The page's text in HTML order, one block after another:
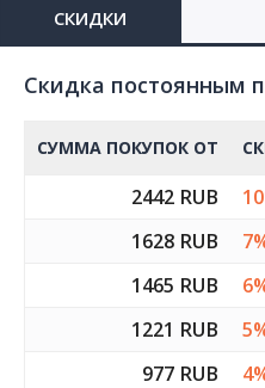
СКИДКИ
Cкидка постоянным
СУММА ПОКУПОК ОТ
2442 RUB
1628 RUB
1465 RUB
1221 RUB
977 RUB